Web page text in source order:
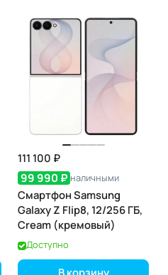
111 100 ₽
99 990 ₽ наличными
Смартфон Samsung
Galaxy Z Flip8, 12/256 ГБ,
Cream (кремовый)
Доступно
В корзину